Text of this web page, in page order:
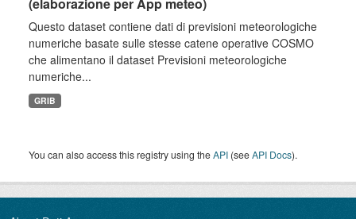
Questo dataset contiene dati di previsioni meteorologiche
numeriche basate sulle stesse catene operative COSMO
che alimentano il dataset Previsioni meteorologiche
numeriche...
GRIB
You can also access this registry using theAPI (seeAPI Docs).